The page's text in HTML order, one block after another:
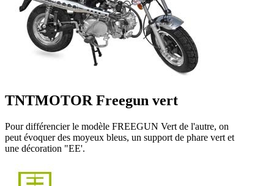
TNTMOTOR Freegun vert
Pour différencier le modèle FREEGUN Vert de l'autre, on
peut évoquer des moyeux bleus, un support de phare vert et
une décoration "EE'.